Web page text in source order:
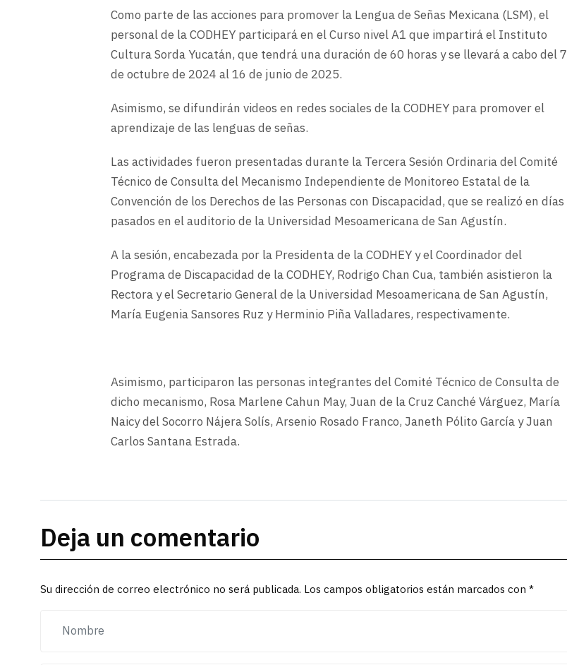
Como parte de las acciones para promover la Lengua de Señas Mexicana (LSM), el
personal de la CODHEY participará en el Curso nivel A1 que impartirá el Instituto
Cultura Sorda Yucatán, que tendrá una duración de 60 horas y se llevará a cabo del 7
de octubre de 2024 al 16 de junio de 2025.
Asimismo, se difundirán videos en redes sociales de la CODHEY para promover el
aprendizaje de las lenguas de señas.
Las actividades fueron presentadas durante la Tercera Sesión Ordinaria del Comité
Técnico de Consulta del Mecanismo Independiente de Monitoreo Estatal de la
Convención de los Derechos de las Personas con Discapacidad, que se realizó en días
pasados en el auditorio de la Universidad Mesoamericana de San Agustín.
A la sesión, encabezada por la Presidenta de la CODHEY y el Coordinador del
Programa de Discapacidad de la CODHEY, Rodrigo Chan Cua, también asistieron la
Rectora y el Secretario General de la Universidad Mesoamericana de San Agustín,
María Eugenia Sansores Ruz y Herminio Piña Valladares, respectivamente.
Asimismo, participaron las personas integrantes del Comité Técnico de Consulta de
dicho mecanismo, Rosa Marlene Cahun May, Juan de la Cruz Canché Várguez, María
Naicy del Socorro Nájera Solís, Arsenio Rosado Franco, Janeth Pólito García y Juan
Carlos Santana Estrada.
Deja un comentario
Su dirección de correo electrónico no será publicada. Los campos obligatorios están marcados con *